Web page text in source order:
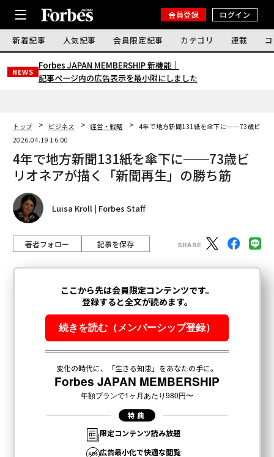
会員登録 ログイン
新着記事 人気記事 会員限定記事 カテゴリ 連載
NEWS
Forbes JAPAN MEMBERSHIP 新機能｜
記事ページ内の広告表示を最小限にしました
トップ ビジネス 経営・戦略
4年で地方新聞131紙を傘下に──73歳ビリオ
2026.04.19 16:00
4年で地方新聞131紙を傘下に──73歳ビ
リオネアが描く「新聞再生」の勝ち筋
Luisa Kroll | Forbes Staff
著者フォロー 記事を保存